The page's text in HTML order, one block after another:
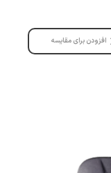
افزودن برای مقایسه